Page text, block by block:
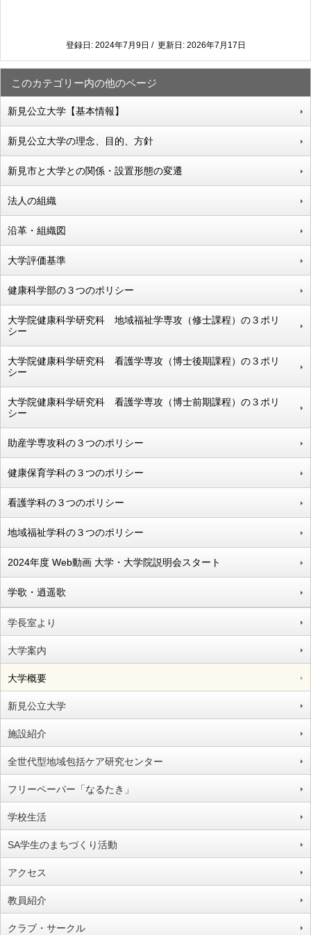
学長室より
大学案内
大学概要
新見公立大学
施設紹介
全世代型地域包括ケア研究センター
フリーペーパー「なるたき」
学校生活
SA学生のまちづくり活動
アクセス
教員紹介
クラブ・サークル
登録日: 2024年7月9日 / 更新日: 2026年7月17日
このカテゴリー内の他のページ
新見公立大学【基本情報】
新見公立大学の理念、目的、方針
新見市と大学との関係・設置形態の変遷
法人の組織
沿革・組織図
大学評価基準
健康科学部の３つのポリシー
大学院健康科学研究科 地域福祉学専攻（修士課程）の３ポリ
シー
大学院健康科学研究科 看護学専攻（博士後期課程）の３ポリ
シー
大学院健康科学研究科 看護学専攻（博士前期課程）の３ポリ
シー
助産学専攻科の３つのポリシー
健康保育学科の３つのポリシー
看護学科の３つのポリシー
地域福祉学科の３つのポリシー
2024年度 Web動画 大学・大学院説明会スタート
学歌・逍遥歌